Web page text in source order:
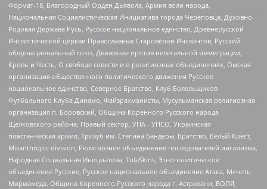
Формат-18, Благородный Орден Дьявола, Армия воли народа,
Национальная Социалистическая Инициатива города Череповца, Духовно-
Родовая Держава Русь, Русское национальное единство, Древнерусской
Инглистической церкви Православных Староверов-Инглингов, Русский
общенациональный союз, Движение против нелегальной иммиграции,
Кровь и Честь, О свободе совести и о религиозных объединениях, Омская
организация общественного политического движения Русское
национальное единство, Северное Братство, Клуб Болельщиков
Футбольного Клуба Динамо, Файзрахманисты, Мусульманская религиозная
организация п. Боровский, Община Коренного Русского народа
Щелковского района, Правый сектор, УНА - УНСО, Украинская
повстанческая армия, Тризуб им. Степана Бандеры, Братство, Белый Крест,
Misanthropic division, Религиозное объединение последователей инглиизма,
Народная Социальная Инициатива, TulaSkins, Этнополитическое
объединение Русские, Русское национальное объединение Атака, Мечеть
Мирмамеда, Община Коренного Русского народа г. Астрахани, ВОЛЯ,